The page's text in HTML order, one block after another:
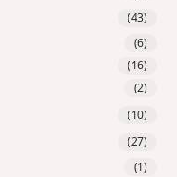
(43)
(6)
(16)
(2)
(10)
(27)
(1)